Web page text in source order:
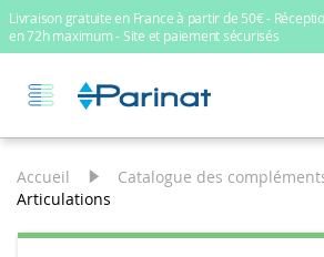
Livraison gratuite en France à partir de 50€ -
en 72h maximum - Site et paiement sécurisés
Accueil
Catalogue des
Articulations